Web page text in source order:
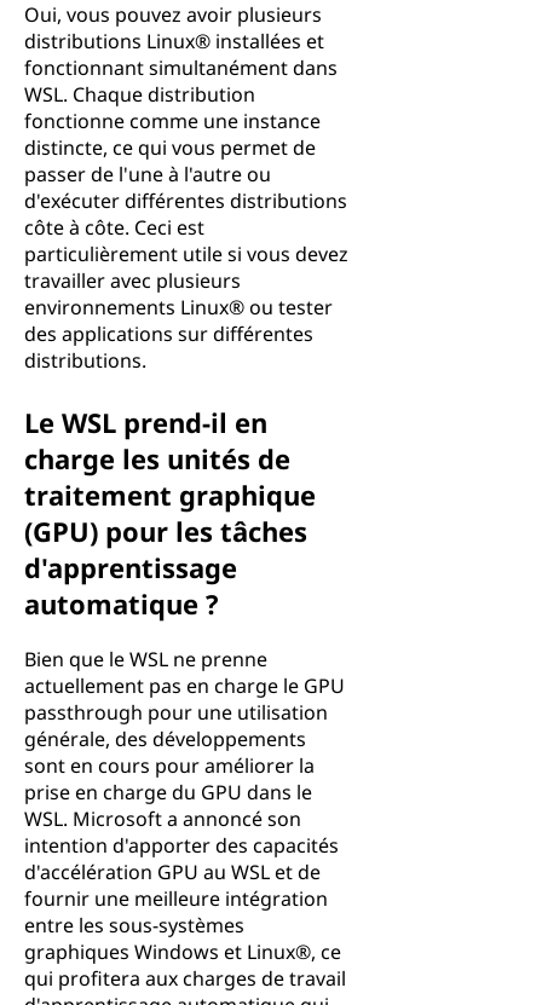
Oui, vous pouvez avoir plusieurs
distributions Linux® installées et
fonctionnant simultanément dans
WSL. Chaque distribution
fonctionne comme une instance
distincte, ce qui vous permet de
passer de l'une à l'autre ou
d'exécuter différentes distributions
côte à côte. Ceci est
particulièrement utile si vous devez
travailler avec plusieurs
environnements Linux® ou tester
des applications sur différentes
distributions.
Le WSL prend-il en
charge les unités de
traitement graphique
(GPU) pour les tâches
d'apprentissage
automatique ?
Bien que le WSL ne prenne
actuellement pas en charge le GPU
passthrough pour une utilisation
générale, des développements
sont en cours pour améliorer la
prise en charge du GPU dans le
WSL. Microsoft a annoncé son
intention d'apporter des capacités
d'accélération GPU au WSL et de
fournir une meilleure intégration
entre les sous-systèmes
graphiques Windows et Linux®, ce
qui profitera aux charges de travail